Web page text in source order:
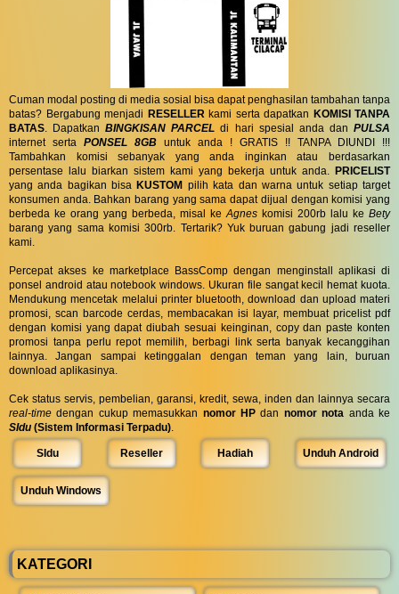
Cuman modal posting di media sosial bisa dapat penghasilan tambahan tanpa
batas? Bergabung menjadi RESELLERkami serta dapatkan KOMISI TANPA
BATAS. DapatkanBINGKISAN PARCEL di hari spesial anda danPULSA
internet serta PONSEL 8GB untuk anda ! GRATIS !! TANPA DIUNDI !!!
Tambahkan komisi sebanyak yang anda inginkan atau berdasarkan
persentase lalu biarkan sistem kami yang bekerja untuk anda. PRICELIST
yang anda bagikan bisa KUSTOM pilih kata dan warna untuk setiap target
konsumen anda. Bahkan barang yang sama dapat dijual dengan komisi yang
berbeda ke orang yang berbeda, misal keAgnes komisi 200rb lalu ke Bety
barang yang sama komisi 300rb. Tertarik? Yuk buruan gabung jadi reseller
kami.
Percepat akses ke marketplace BassComp dengan menginstall aplikasi di
ponsel android atau notebook windows. Ukuran file sangat kecil hemat kuota.
Mendukung mencetak melalui printer bluetooth, download dan upload materi
promosi, scan barcode cerdas, membacakan isi layar, membuat pricelist pdf
dengan komisi yang dapat diubah sesuai keinginan, copy dan paste konten
promosi tanpa perlu repot memilih, berbagi link serta banyak kecanggihan
lainnya. Jangan sampai ketinggalan dengan teman yang lain, buruan
download aplikasinya.
Cek status servis, pembelian, garansi, kredit, sewa, inden dan lainnya secara
real-time dengan cukup memasukkan nomor HP dan nomor nota anda ke
SIdu (Sistem Informasi Terpadu).
SIdu Reseller Hadiah Unduh Android
Unduh Windows
KATEGORI